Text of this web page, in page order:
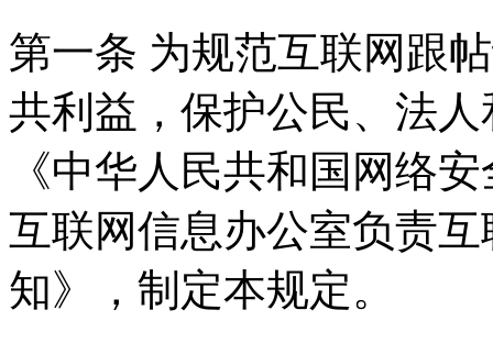
第一条 为规范互联网跟
共利益，保护公民、法
《中华人民共和国网络
互联网信息办公室负责
知》，制定本规定。